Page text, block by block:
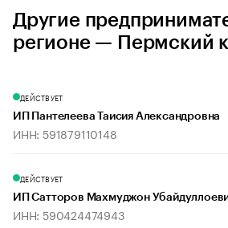
Другие
регионе — Пермский
ДЕЙСТВУЕТ
ИП Пантелеева Таисия Александровна
ИНН: 591879110148
ДЕЙСТВУЕТ
ИП Сатторов Махмуджон
ИНН: 590424474943